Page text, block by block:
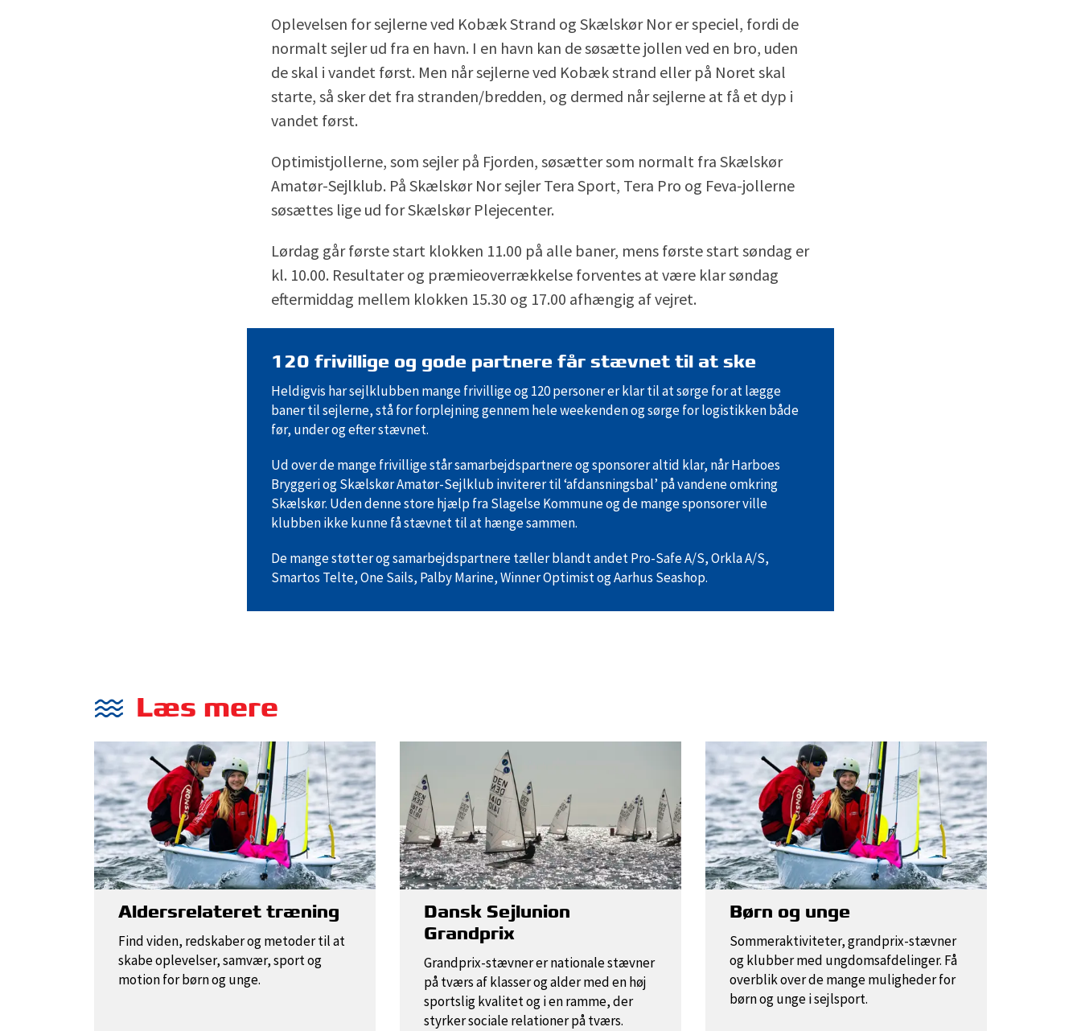
Oplevelsen for sejlerne ved Kobæk Strand og Skælskør Nor er speciel, fordi de
normalt sejler ud fra en havn. I en havn kan de søsætte jollen ved en bro, uden
de skal i vandet først. Men når sejlerne ved Kobæk strand eller på Noret skal
starte, så sker det fra stranden/bredden, og dermed når sejlerne at få et dyp i
vandet først.
Optimistjollerne, som sejler på Fjorden, søsætter som normalt fra Skælskør
Amatør-Sejlklub. På Skælskør Nor sejler Tera Sport, Tera Pro og Feva-jollerne
søsættes lige ud for Skælskør Plejecenter.
Lørdag går første start klokken 11.00 på alle baner, mens første start søndag er
kl. 10.00. Resultater og præmieoverrækkelse forventes at være klar søndag
eftermiddag mellem klokken 15.30 og 17.00 afhængig af vejret.
120 frivillige og gode partnere får stævnet til at ske
Heldigvis har sejlklubben mange frivillige og 120 personer er klar til at sørge for at lægge
baner til sejlerne, stå for forplejning gennem hele weekenden og sørge for logistikken både
før, under og efter stævnet.
Ud over de mange frivillige står samarbejdspartnere og sponsorer altid klar, når Harboes
Bryggeri og Skælskør Amatør-Sejlklub inviterer til ‘afdansningsbal’ på vandene omkring
Skælskør. Uden denne store hjælp fra Slagelse Kommune og de mange sponsorer ville
klubben ikke kunne få stævnet til at hænge sammen.
De mange støtter og samarbejdspartnere tæller blandt andet Pro-Safe A/S, Orkla A/S,
Smartos Telte, One Sails, Palby Marine, Winner Optimist og Aarhus Seashop.
Læs mere
Aldersrelateret træning
Find viden, redskaber og metoder til at
skabe oplevelser, samvær, sport og
motion for børn og unge.
Dansk Sejlunion
Grandprix
Grandprix-stævner er nationale stævner
på tværs af klasser og alder med en høj
sportslig kvalitet og i en ramme, der
styrker sociale relationer på tværs.
Børn og unge
Sommeraktiviteter, grandprix-stævner
og klubber med ungdomsafdelinger. Få
overblik over de mange muligheder for
børn og unge i sejlsport.